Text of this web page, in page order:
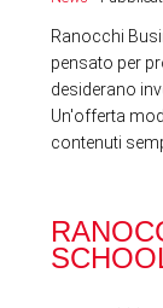
Ranocchi
pensato per
desiderano
Un'offerta
contenuti